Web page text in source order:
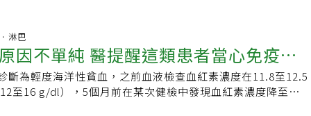
及異位性皮膚炎，以及治療β型海洋性貧血的罕藥、擴增給付
間質性肺病等。蔡淑鈴說，今年12月起陸續擴增給付，預估
費支出約22億到23億元。這次納入及擴增健保給付的藥物，
占了滿大的一部分。擴增項目：（1）含pembrolizumab成
頸癌及鱗狀非小細胞肺癌，頭頸癌部分，療效優於現行標準
淋巴
因不單純 醫提醒這類患者當心免疫力
斷為輕度海洋性貧血，之前血液檢查血紅素濃度在11.8至12.5
至16 g/dl），5個月前在某次健檢中發現血紅素濃度降至